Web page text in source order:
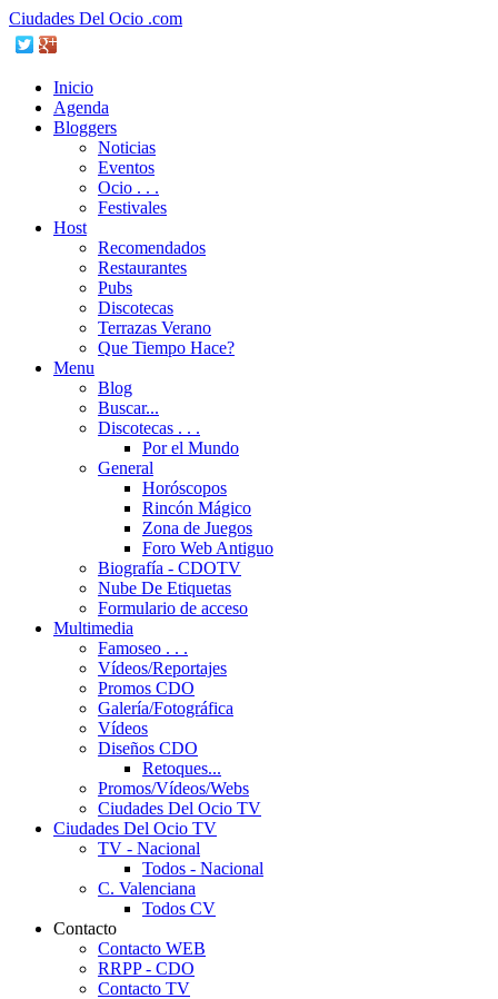
Ciudades Del Ocio .com
Inicio
Agenda
Bloggers
Noticias
Eventos
Ocio . . .
Festivales
Host
Recomendados
Restaurantes
Pubs
Discotecas
Terrazas Verano
Que Tiempo Hace?
Menu
Blog
Buscar...
Discotecas . . .
Por el Mundo
General
Horóscopos
Rincón Mágico
Zona de Juegos
Foro Web Antiguo
Biografía - CDOTV
Nube De Etiquetas
Formulario de acceso
Multimedia
Famoseo . . .
Vídeos/Reportajes
Promos CDO
Galería/Fotográfica
Vídeos
Diseños CDO
Retoques...
Promos/Vídeos/Webs
Ciudades Del Ocio TV
Ciudades Del Ocio TV
TV - Nacional
Todos - Nacional
C. Valenciana
Todos CV
Contacto
Contacto WEB
RRPP - CDO
Contacto TV